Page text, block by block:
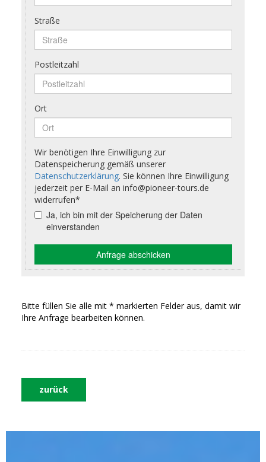
Bitte füllen Sie alle mit * markierten Felder aus, damit wir
Ihre Anfrage bearbeiten können.
zurück